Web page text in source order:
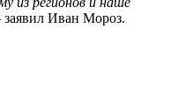
заявил Иван Мороз.